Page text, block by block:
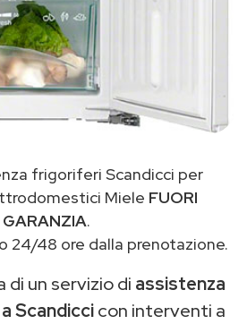
frigoriferi Scandicci per
Miele FUORI
GARANZIA.
24/48 ore dalla prenotazione.
di un servizio di assistenza
Scandiccicon interventi a